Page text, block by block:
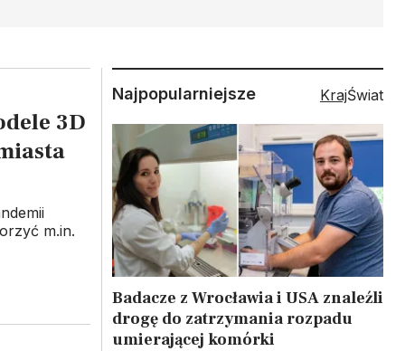
3D
m.in.
Najpopularniejsze KrajŚwiat
Badacze z Wrocławia i USA znaleźli
drogę do zatrzymania rozpadu
umierającej komórki